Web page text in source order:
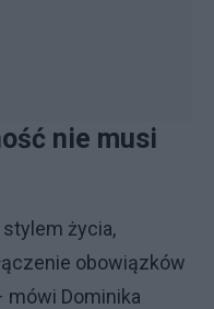
nie musi
życia,
obowiązków
Dominika